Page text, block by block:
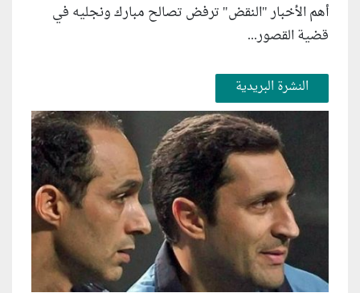
أهم الأخبار "النقض" ترفض تصالح مبارك ونجليه في
قضية القصور...
النشرة البريدية